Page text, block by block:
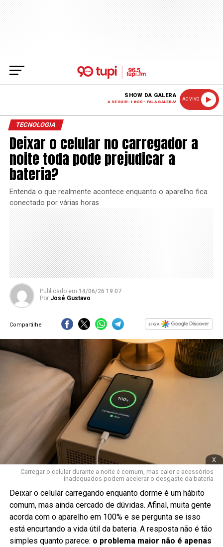
SHOW DA GALERA
A SEGUIR: 18:00 - FALA GALERA!
AO VIVO
TECNOLOGIA
Deixar o celular no carregador a
noite toda pode prejudicar a
bateria?
Entenda o que realmente acontece enquanto o aparelho fica
conectado por várias horas
Publicado em 14/06/26 19:07
Por José Gustavo
Compartilhe
x
Carregar o celular durante a noite é comum, mas calor e acessórios
inadequados podem acelerar o desgaste da bateria
Deixar o celular carregando enquanto dorme é um hábito
comum, mas ainda cercado de dúvidas. Afinal, muita gente
acorda com o aparelho em 100% e se pergunta se isso
está encurtando a vida útil da bateria. A resposta não é tão
simples quanto parece: o problema maior não é apenas